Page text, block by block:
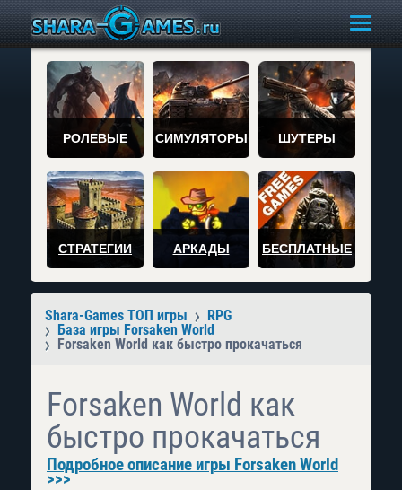
РОЛЕВЫЕ СИМУЛЯТОРЫ ШУТЕРЫ
СТРАТЕГИИ АРКАДЫ БЕСПЛАТНЫЕ
Shara-Games ТОП игры
RPG
База игры Forsaken World
Forsaken World как быстро прокачаться
Forsaken World как
быстро прокачаться
Подробное описание игры Forsaken World
>>>